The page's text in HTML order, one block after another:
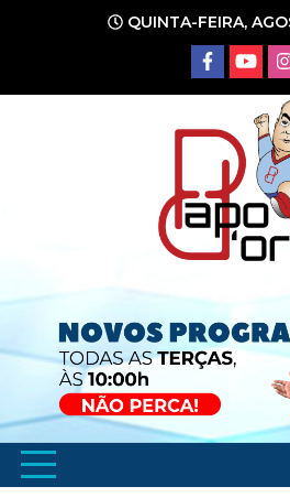
conteúdo
QUINTA-FEIRA,